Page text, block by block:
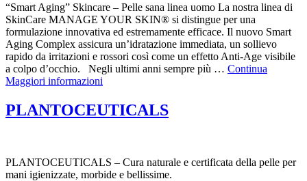
“Smart Aging” Skincare – Pelle sana linea uomo La nostra linea di
SkinCare MANAGE YOUR SKIN® si distingue per una
formulazione innovativa ed estremamente efficace. Il nuovo Smart
Aging Complex assicura un’idratazione immediata, un sollievo
rapido da irritazioni e rossori così come un effetto Anti-Age visibile
a colpo d’occhio. Negli ultimi anni sempre più … Continua
Maggiori informazioni
PLANTOCEUTICALS
PLANTOCEUTICALS – Cura naturale e certificata della pelle per
mani igienizzate, morbide e bellissime.